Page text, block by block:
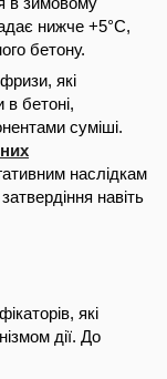
нижче +5°C,
бетону.
які
в бетоні,
суміші.
наслідкам
навіть
які
дії. До